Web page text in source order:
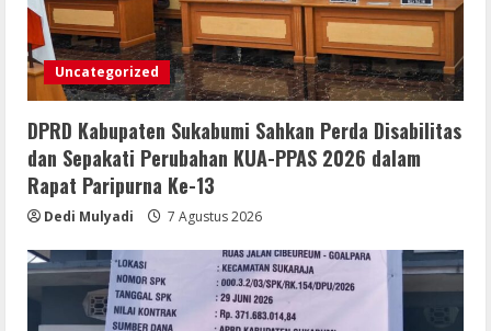
Uncategorized
DPRD Kabupaten Sukabumi Sahkan Perda Disabilitas
dan Sepakati Perubahan KUA-PPAS 2026 dalam
Rapat Paripurna Ke-13
Dedi Mulyadi 7 Agustus 2026